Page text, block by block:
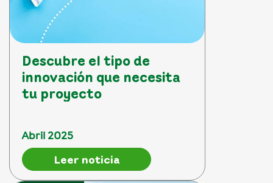
Descubre el tipo de
innovación que necesita
tu proyecto
Abril 2025
Leer noticia